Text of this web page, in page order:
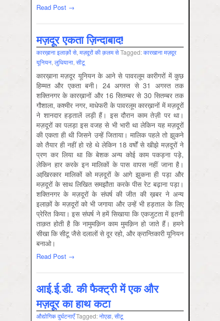
Read Post →
मज़दूर एकता ज़िन्दाबाद!
कारख़ाना इलाक़ों से, मज़दूरों की क़लम सेTagged:कारखाना मज़दूर
यूनियन, लुधियाना, सीटू
कारख़ाना मज़दूर यूनियन के आने से पावरलूम कारीगरों में कुछ
हिम्मत और एकता बनी। 24 अगस्त से 31 अगस्त तक
शक्तिनगर के कारख़ानों और 16 सितम्बर से 30 सितम्बर तक
गौशाला, कश्मीर नगर, माधेफरी के पावरलूम कारख़ानों में मज़दूरों
ने शानदार हड़तालें लड़ी हैं। इस दौरान काम तेज़ी पर था।
मज़दूरों का पलड़ा इस वजह से भी भारी था लेकिन यह मज़दूरों
की एकता ही थी जिसने उन्हें जिताया। मालिक पहले तो झुकने
को तैयार ही नहीं हो रहे थे लेकिन 18 वर्षों से खीझे मज़दूरों ने
प्रण कर लिया था कि बेशक अन्य कोई काम पकड़ना पड़े,
लेकिन हार करके इन मालिकों के पास वापस नहीं जाना है।
आखि़रकार मालिकों को मज़दूरों के आगे झुकना ही पड़ा और
मज़दूरों के साथ लिखित समझौता करके पीस रेट बढ़ाना पड़ा।
शक्तिनगर के मज़दूरों के संघर्ष की जीत की ख़बर ने अन्य
इलाक़ों के मज़दूरों को भी जगाया और उन्हें भी हड़ताल के लिए
प्रेरित किया। इस संघर्ष ने हमें सिखाया कि एकजुटता में इतनी
ताक़त होती है कि नामुमक़िन काम मुमक़िन हो जाते हैं। हमने
सीखा कि सीटू जैसे दलालों से दूर रहो, और क्रान्तिकारी यूनियन
बनाओ।
Read Post →
आई.ई.डी. की फैक्ट्री में एक और
मज़दूर का हाथ कटा
औद्योगिक दुर्घटनाएँTagged:नोएडा, सीटू